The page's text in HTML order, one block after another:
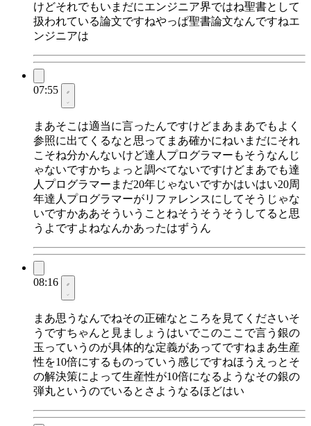
けどそれでもいまだにエンジニア界ではね聖書として
扱われている論文ですねやっぱ聖書論文なんですねエ
ンジニアは
07:55
まあそこは適当に言ったんですけどまあまあでもよく
参照に出てくるなと思ってまあ確かにねいまだにそれ
こそね分かんないけど達人プログラマーもそうなんじ
ゃないですかちょっと調べてないですけどまあでも達
人プログラマーまだ20年じゃないですかはいはい20周
年達人プログラマーがリファレンスにしてそうじゃな
いですかああそういうことねそうそうそうしてると思
うよですよねなんかあったはずうん
08:16
まあ思うなんでねその正確なところを見てくださいそ
うですちゃんと見ましょうはいでこのここで言う銀の
玉っていうのが具体的な定義があってですねまあ生産
性を10倍にするものっていう感じですねほうえっとそ
の解決策によって生産性が10倍になるようなその銀の
弾丸というのでいるとさようなるほどはい